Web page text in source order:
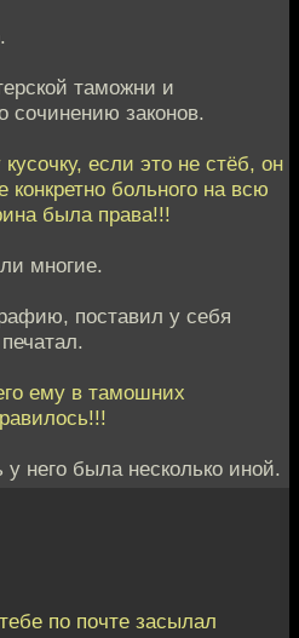
таможни и
сочинению законов.
если это не стёб, он
конкретно больного на всю
была права!!!
многие.
поставил у себя
ему в тамошних
у него была несколько иной.
по почте засылал